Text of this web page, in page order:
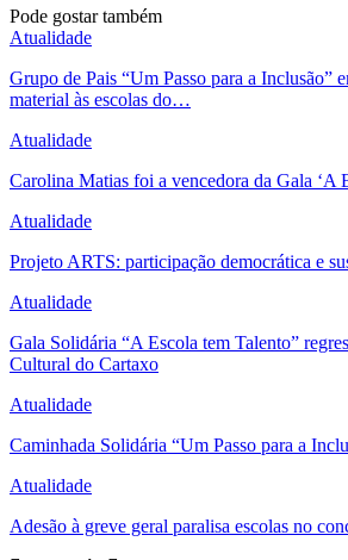
Pode gostar também
Atualidade
Grupo de Pais “Um Passo para a Inclusão”
material às escolas do…
Atualidade
Carolina Matias foi a vencedora da Gala ‘A
Atualidade
Projeto ARTS: participação democrática e
Atualidade
Gala Solidária “A Escola tem Talento”
Cultural do Cartaxo
Atualidade
Caminhada Solidária “Um Passo para a
Atualidade
Adesão à greve geral paralisa escolas no